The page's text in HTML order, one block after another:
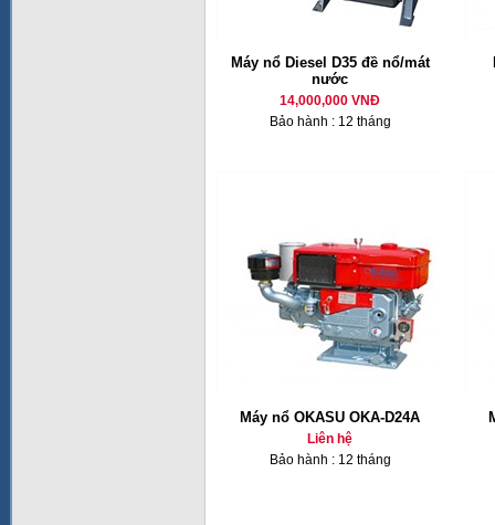
Máy nổ Diesel D35 đề nổ/mát
nước
14,000,000 VNĐ
Bảo hành : 12 tháng
Máy nổ OKASU OKA-D24A
Liên hệ
Bảo hành : 12 tháng